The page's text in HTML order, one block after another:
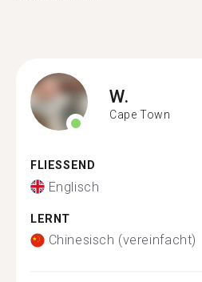
W.
Cape Town
FLIESSEND
Englisch
LERNT
Chinesisch (vereinfacht)